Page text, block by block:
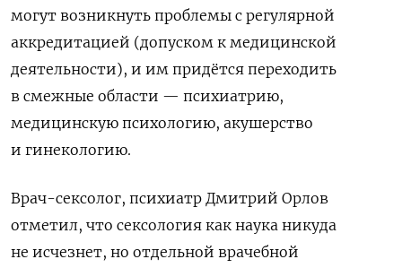
могут возникнуть проблемы с регулярной
аккредитацией (допуском к медицинской
деятельности), и им придётся переходить
в смежные области — психиатрию,
медицинскую психологию, акушерство
и гинекологию.
Врач-сексолог, психиатр Дмитрий Орлов
отметил, что сексология как наука никуда
не исчезнет, но отдельной врачебной